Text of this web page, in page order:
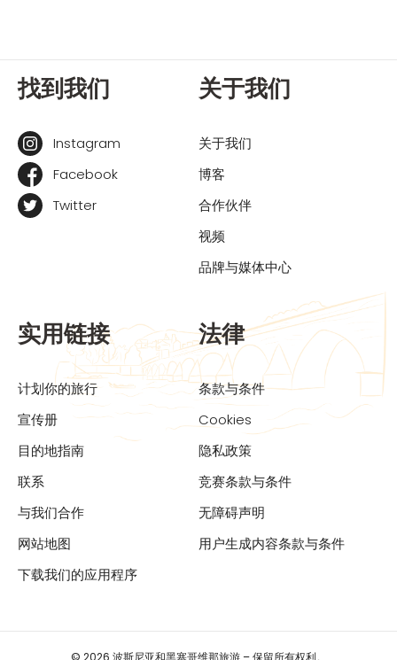
找到我们
Instagram
Facebook
Twitter
关于我们
关于我们
博客
合作伙伴
视频
品牌与媒体中心
实用链接
计划你的旅行
宣传册
目的地指南
联系
与我们合作
网站地图
下载我们的应用程序
法律
条款与条件
Cookies
隐私政策
竞赛条款与条件
无障碍声明
用户生成内容条款与条件
© 2026 波斯尼亚和黑塞哥维那旅游 – 保留所有权利。